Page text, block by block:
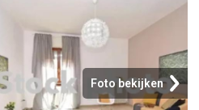
Foto bekijken